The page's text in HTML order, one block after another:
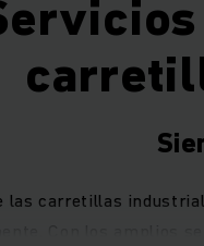
las carretillas